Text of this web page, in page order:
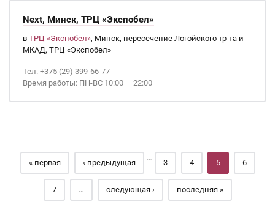
Next, Минск, ТРЦ «Экспобел»
в ТРЦ «Экспобел», Минск, пересечение Логойского тр-та и
МКАД, ТРЦ «Экспобел»
Тел. +375 (29) 399-66-77
Время работы: ПН-ВС 10:00 — 22:00
Страницы
« первая ‹ предыдущая
…
3 4 5 6
7 … следующая › последняя »